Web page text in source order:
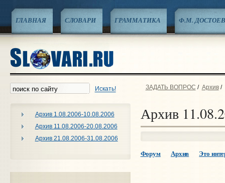
ГЛАВНАЯ СЛОВАРИ ГРАММАТИКА Ф.М.
Искать!
Архив 1.08.2006-10.08.2006
Архив 11.08.2006-20.08.2006
Архив 21.08.2006-31.08.2006
ЗАДАТЬ ВОПРОС / Архив/
Архив
Форум Архив Это